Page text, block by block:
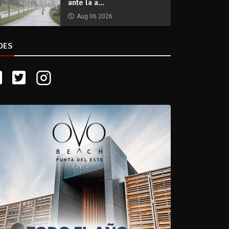
ante la a...
Aug 06 2026